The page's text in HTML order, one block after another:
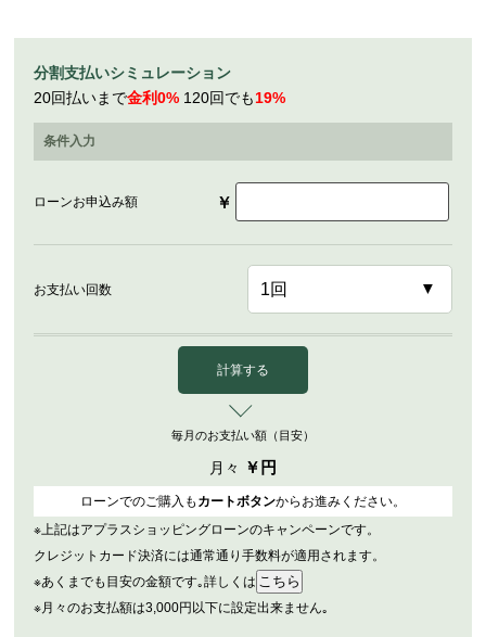
分割支払いシミュレーション
20回払いまで金利0% 120回でも19%
条件入力
ローンお申込み額 ￥
お支払い回数
計算する
毎月のお支払い額（目安）
月々 ￥ 円
ローンでのご購入も カートボタンからお進みください。
※上記はアプラスショッピングローンのキャンペーンです。
クレジットカード決済には通常通り手数料が適用されます。
※あくまでも目安の金額です｡詳しくは
※月々のお支払額は3,000円以下に設定出来ません｡